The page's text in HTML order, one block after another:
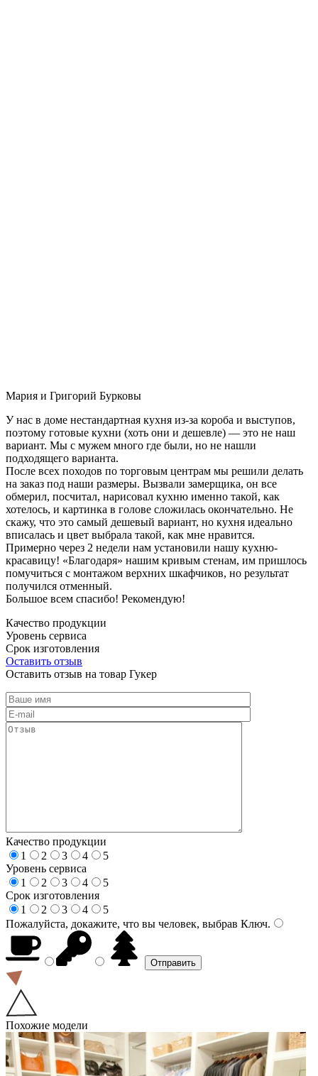
Мария и Григорий Бурковы
У нас в доме нестандартная кухня из-за короба и выступов,
поэтому готовые кухни (хоть они и дешевле) — это не наш
вариант. Мы с мужем много где были, но не нашли
подходящего варианта.
После всех походов по торговым центрам мы решили делать
на заказ под наши размеры. Вызвали замерщика, он все
обмерил, посчитал, нарисовал кухню именно такой, как
хотелось, и картинка в голове сложилась окончательно. Не
скажу, что это самый дешевый вариант, но кухня идеально
вписалась и цвет выбрала такой, как мне нравится.
Примерно через 2 недели нам установили нашу кухню-
красавицу! «Благодаря» нашим кривым стенам, им пришлось
помучиться с монтажом верхних шкафчиков, но результат
получился отменный.
Большое всем спасибо! Рекомендую!
Качество продукции
Уровень сервиса
Срок изготовления
Оставить отзыв
Оставить отзыв на товар Гукер
Качество продукции
1
2 3 4
5
Уровень сервиса
1
2 3 4
5
Срок изготовления
1
2 3 4
5
Пожалуйста, докажите, что вы человек, выбрав Ключ.
Похожие модели